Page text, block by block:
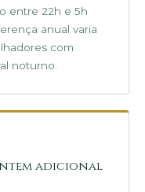
entre 22h e 5h
anual varia
com
noturno.
adicional